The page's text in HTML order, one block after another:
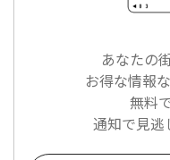
あなたの
お得な情報
無料
通知で見逃